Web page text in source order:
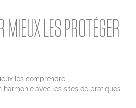
MIEUX LES PROTÉGER
les comprendre,
avec les sites de pratiques.